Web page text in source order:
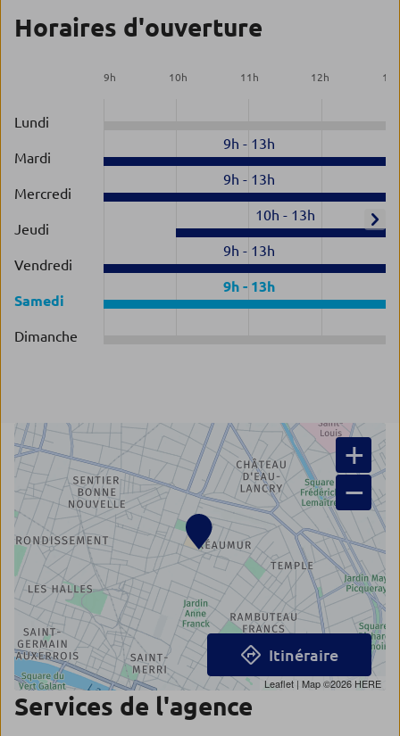
Horaires d'ouverture
9h 10h 11 h 12h 13
Lundi
Mardi
9h - 13h
Mercredi
9h - 13h
Jeudi
10h - 13h
Vendredi
9h - 13h
Samedi
9h- 13h
Dimanche
+
−
Leaflet | Map ©2026 HERE
Itinéraire
Services de l'agence